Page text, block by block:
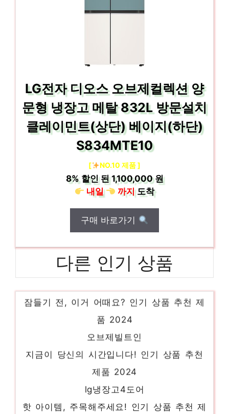
LG전자 디오스 오브제컬렉션 양
문형 냉장고 메탈 832L 방문설치
클레이민트(상단) 베이지(하단)
S834MTE10
[ NO.10 제품 ]
8%할인 된1,100,000 원
내일
까지도착
구매 바로가기
다른 인기 상품
f873ss32
잠들기 전, 이거 어때요? 인기 상품 추천 제